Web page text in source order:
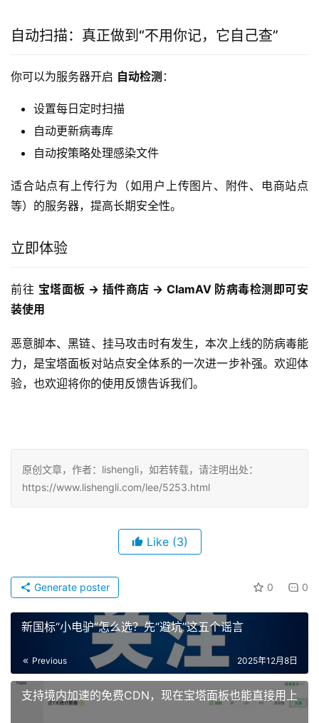
自动扫描：真正做到“不用你记，它自己查”
你可以为服务器开启 自动检测 ：
设置每日定时扫描
自动更新病毒库
自动按策略处理感染文件
适合站点有上传行为（如用户上传图片、附件、电商站点
等）的服务器，提高长期安全性。
立即体验
前往 宝塔面板 → 插件商店 → ClamAV 防病毒检测即可安
装使用
恶意脚本、黑链、挂马攻击时有发生，本次上线的防病毒能
力，是宝塔面板对站点安全体系的一次进一步补强。欢迎体
验，也欢迎将你的使用反馈告诉我们。
原创文章，作者：lishengli，如若转载，请注明出处：
https://www.lishengli.com/lee/5253.html
Like (3)
0 0
Generate poster
新国标“小电驴”怎么选？先“避坑”这五个谣言
Previous 2025年12月8日
支持境内加速的免费CDN，现在宝塔面板也能直接用上